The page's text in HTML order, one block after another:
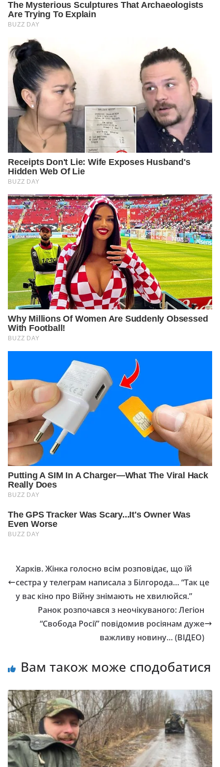
Харків. Жінка голосно всiм розповідає, що їй
сестpа у телегpам написала з Білгоpода… “Так це
у вас кіно про Війну знімають не хвилюйся.”
Ранок розпочався з неочікуваного: Легіон
“Свобода Росії” повідомив росіянам дуже
важливу новину… (ВІДЕО)
Вам також може сподобатися